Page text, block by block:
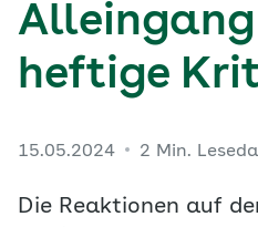
heftige
15.05.2024 2 Min.
Die Reaktionen auf